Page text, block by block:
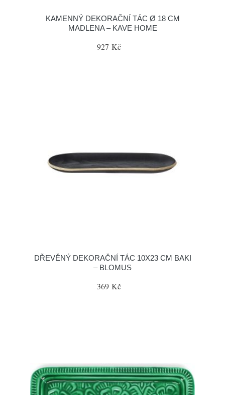
KAMENNÝ DEKORAČNÍ TÁC Ø 18 CM
MADLENA – KAVE HOME
927 Kč
DŘEVĚNÝ DEKORAČNÍ TÁC 10X23 CM BAKI
– BLOMUS
369 Kč